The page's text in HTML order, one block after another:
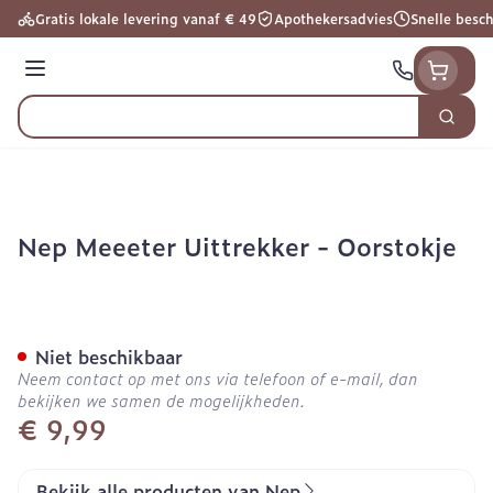
Ga naar de inhoud
Gratis lokale levering vanaf € 49 Apothekersadvies Snelle
Menu
Product, merk, categorie...
Zoek
Nep Meeeter Uittrekker - Oorstokje
€ 9,99
Niet beschikbaar
Neem contact op met ons via telefoon of e-mail, dan
bekijken we samen de mogelijkheden.